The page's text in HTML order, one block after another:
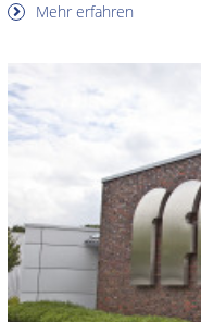
Mehr erfahren